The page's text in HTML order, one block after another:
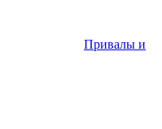
Привалы и